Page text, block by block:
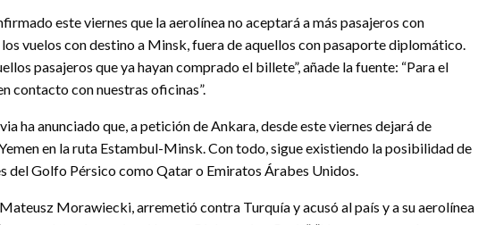
este viernes que la aerolínea no aceptará a más pasajeros con
vuelos con destino a Minsk, fuera de aquellos con pasaporte diplomático.
pasajeros que ya hayan comprado el billete”, añade la fuente: “Para el
contacto con nuestras oficinas”.
ha anunciado que, a petición de Ankara, desde este viernes dejará de
en la ruta Estambul-Minsk. Con todo, sigue existiendo la posibilidad de
del Golfo Pérsico como Qatar o Emiratos Árabes Unidos.
Morawiecki, arremetió contra Turquía y acusó al país y a su aerolínea